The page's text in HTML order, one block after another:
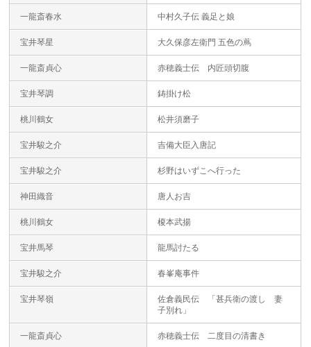
一龍斎春水 中村久子伝 義足と娘
宝井琴星 大久保彦左衛門 五色の蔦
一龍斎貞心 赤穂義士伝 内匠頭切腹
宝井琴調 鋳掛け松
桃川鶴女 松井須磨子
宝井駿之介 吉備大臣入唐記
宝井駿之介 杉野はいずこへ行った
神田織音 唐人お吉
桃川鶴女 榎本武揚
宝井馬琴 龍馬討たる
宝井駿之介 春峯庵事件
宝井琴嶺
佐倉義民伝 「甚兵衛の渡し 妻
子別れ」
一龍斎貞心 赤穂義士伝 二度目の清書き